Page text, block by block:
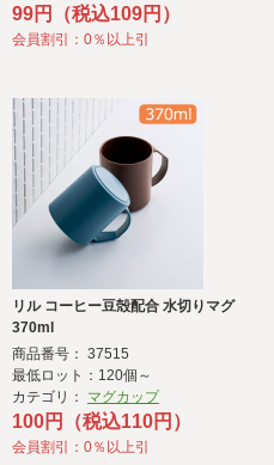
99円（税込109円）
会員割引：0％以上引
リル コーヒー豆殻配合 水切りマグ
370ml
商品番号： 37515
最低ロット：120個～
カテゴリ： マグカップ
100円（税込110円）
会員割引：0％以上引